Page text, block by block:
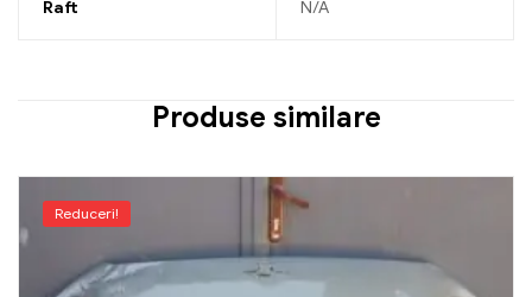
Raft N/A
Produse similare
Reduceri!